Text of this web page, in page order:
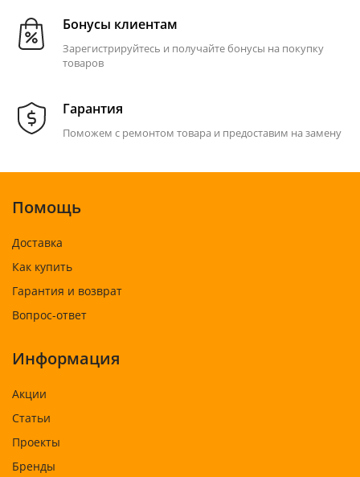
Бонусы клиентам
Зарегистрируйтесь и получайте бонусы на покупку
товаров
Гарантия
Поможем с ремонтом товара и предоставим на замену
Помощь
Доставка
Как купить
Гарантия и возврат
Вопрос-ответ
Информация
Акции
Статьи
Проекты
Бренды